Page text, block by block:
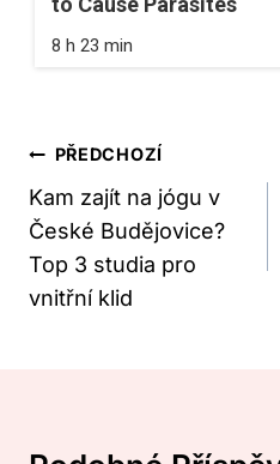
8 h 23 min
Navigace
Pro
Příspěvek
PŘEDCHOZÍ
Kam zajít na jógu v
České Budějovice?
Top 3 studia pro
vnitřní klid